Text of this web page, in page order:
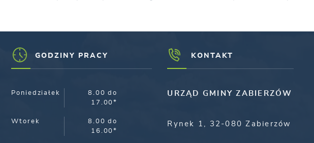
GODZINY PRACY
Poniedziałek
8.00 do
17.00*
Wtorek
8.00 do
16.00*
KONTAKT
URZĄD GMINY ZABIERZÓW
Rynek 1, 32-080 Zabierzów